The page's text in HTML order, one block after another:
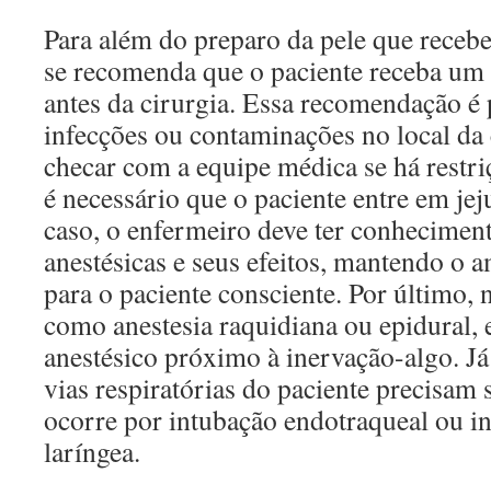
Para além do preparo da pele que
se recomenda que o paciente receba
antes da cirurgia. Essa recomendação é
infecções ou contaminações no local
checar com a equipe médica se há
é necessário que o paciente entre em
caso, o enfermeiro deve ter
anestésicas e seus efeitos, mantendo o
para o paciente consciente. Por último,
como anestesia raquidiana ou epidural,
anestésico próximo à inervação-algo.
vias respiratórias do paciente precisam
ocorre por intubação endotraqueal ou
laríngea.